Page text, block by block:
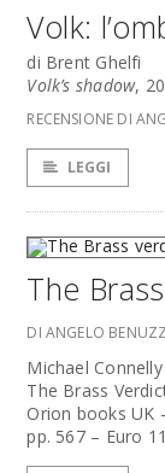
Volk:
di Brent Ghelfi
Volk’s shadow,
RECENSIONE DI
LEGGI
The
DI ANGELO
Michael Connelly
The Brass
Orion books UK
pp. 567 – Euro